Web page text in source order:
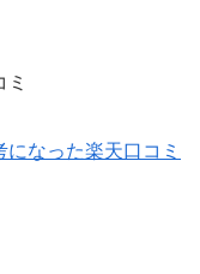
なった楽天口コミ